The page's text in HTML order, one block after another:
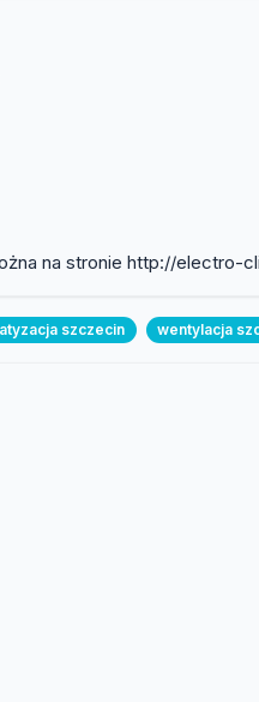
na stronie http://electro-
szczecin wentylacja